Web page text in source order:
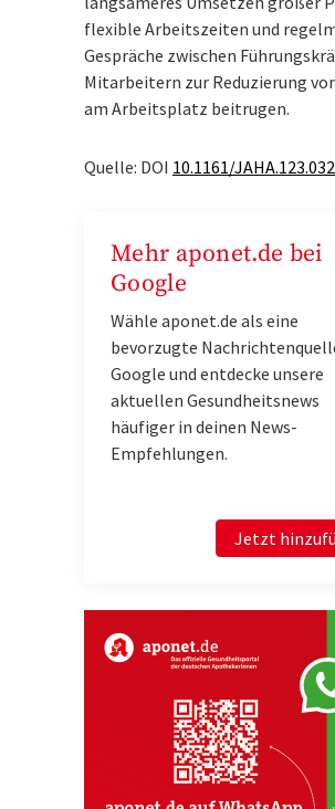
flexible Arbeitszeiten und
Gespräche zwischen
Mitarbeitern zur Reduzierung
am Arbeitsplatz beitrugen.
Quelle: DOI 10.1161/
Mehr aponet.de bei
Google
Wähle aponet.de als eine
bevorzugte
Google und entdecke unsere
aktuellen Gesundheitsnews
häufiger in deinen News-
Empfehlungen.
Jetzt